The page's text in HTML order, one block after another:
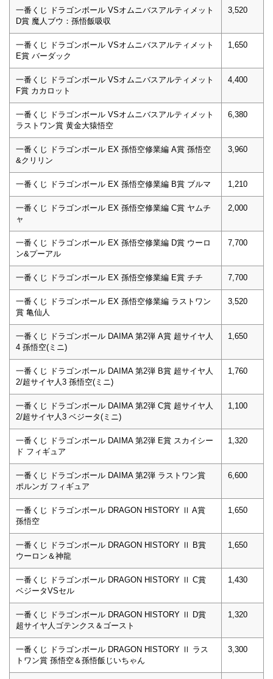
一番くじ ドラゴンボール VSオムニバスアルティメット
D賞 魔人ブウ：孫悟飯吸収
3,520
一番くじ ドラゴンボール VSオムニバスアルティメット
E賞 バーダック
1,650
一番くじ ドラゴンボール VSオムニバスアルティメット
F賞 カカロット
4,400
一番くじ ドラゴンボール VSオムニバスアルティメット
ラストワン賞 黄金大猿悟空
6,380
一番くじ ドラゴンボール EX 孫悟空修業編 A賞 孫悟空
&クリリン
3,960
一番くじ ドラゴンボール EX 孫悟空修業編 B賞 ブルマ 1,210
一番くじ ドラゴンボール EX 孫悟空修業編 C賞 ヤムチ
ャ
2,000
一番くじ ドラゴンボール EX 孫悟空修業編 D賞 ウーロ
ン&プーアル
7,700
一番くじ ドラゴンボール EX 孫悟空修業編 E賞 チチ 7,700
一番くじ ドラゴンボール EX 孫悟空修業編 ラストワン
賞 亀仙人
3,520
一番くじ ドラゴンボール DAIMA 第2弾 A賞 超サイヤ人
4 孫悟空(ミニ)
1,650
一番くじ ドラゴンボール DAIMA 第2弾 B賞 超サイヤ人
2/超サイヤ人3 孫悟空(ミニ)
1,760
一番くじ ドラゴンボール DAIMA 第2弾 C賞 超サイヤ人
2/超サイヤ人3 ベジータ(ミニ)
1,100
一番くじ ドラゴンボール DAIMA 第2弾 E賞 スカイシー
ド フィギュア
1,320
一番くじ ドラゴンボール DAIMA 第2弾 ラストワン賞
ポルンガ フィギュア
6,600
一番くじ ドラゴンボール DRAGON HISTORY Ⅱ A賞
孫悟空
1,650
一番くじ ドラゴンボール DRAGON HISTORY Ⅱ B賞
ウーロン＆神龍
1,650
一番くじ ドラゴンボール DRAGON HISTORY Ⅱ C賞
ベジータVSセル
1,430
一番くじ ドラゴンボール DRAGON HISTORY Ⅱ D賞
超サイヤ人ゴテンクス＆ゴースト
1,320
一番くじ ドラゴンボール DRAGON HISTORY Ⅱ ラス
トワン賞 孫悟空＆孫悟飯じいちゃん
3,300